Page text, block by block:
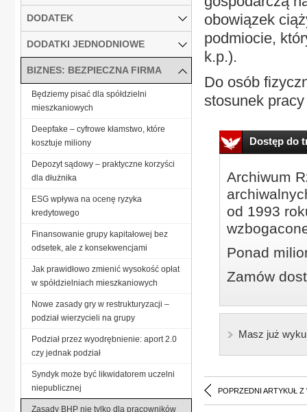
obowiązek
podmiocie,
k.p.).
Do osób
stosunek
Dostęp do
Archiwum
od 1993
Ponad
Zamów
Masz już
POPRZEDNI ARTYKUŁ Z
DODATEK
DODATKI JEDNODNIOWE
BIZNES: BEZPIECZNA FIRMA
Będziemy pisać dla spółdzielni
mieszkaniowych
Deepfake – cyfrowe kłamstwo, które
kosztuje miliony
Depozyt sądowy – praktyczne korzyści
dla dłużnika
ESG wpływa na ocenę ryzyka
kredytowego
Finansowanie grupy kapitałowej bez
odsetek, ale z konsekwencjami
Jak prawidłowo zmienić wysokość opłat
w spółdzielniach mieszkaniowych
Nowe zasady gry w restrukturyzacji –
podział wierzycieli na grupy
Podział przez wyodrębnienie: aport 2.0
czy jednak podział
Syndyk może być likwidatorem uczelni
niepublicznej
Zasady BHP nie tylko dla pracowników